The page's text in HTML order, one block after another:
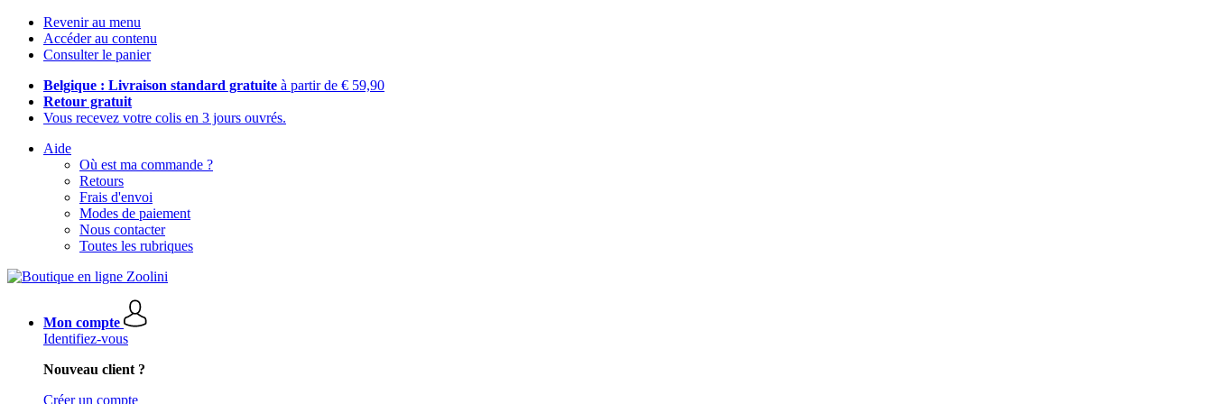
Revenir au menu
Accéder au contenu
Consulter le panier
Belgique : Livraison standard gratuite à partir de € 59,90
Retour gratuit
Vous recevez votre colis en 3 jours ouvrés.
Aide
Où est ma commande ?
Retours
Frais d'envoi
Modes de paiement
Nous contacter
Toutes les rubriques
Mon compte
Identifiez-vous
Nouveau client ?
Créer un compte